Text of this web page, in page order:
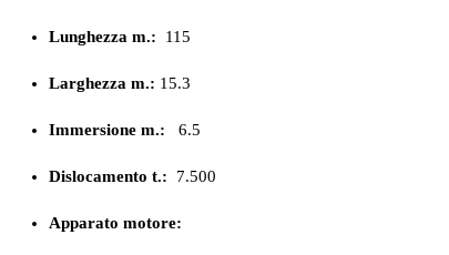
Lunghezza m.: 115
Larghezza m.: 15.3
Immersione m.: 6.5
Dislocamento t.: 7.500
Apparato motore: